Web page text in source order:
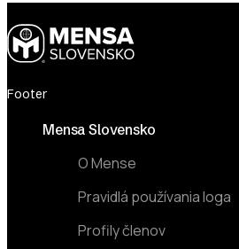
Footer
Mensa Slovensko
O Mense
Pravidlá používania loga
Profily členov